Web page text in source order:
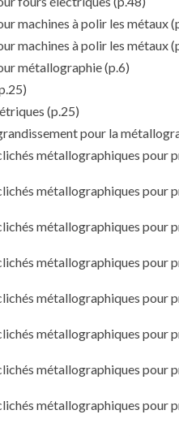
machines à polir les métaux
machines à polir les métaux
métallographie(p.6)
(p.25)
pour la
métallographiques pour
métallographiques pour
métallographiques pour
métallographiques pour
métallographiques pour
métallographiques pour
métallographiques pour
métallographiques pour